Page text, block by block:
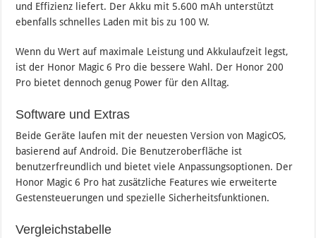
und Effizienz liefert. Der Akku mit 5.600 mAh unterstützt
ebenfalls schnelles Laden mit bis zu 100 W.
Wenn du Wert auf maximale Leistung und Akkulaufzeit legst,
ist der Honor Magic 6 Pro die bessere Wahl. Der Honor 200
Pro bietet dennoch genug Power für den Alltag.
Software und Extras
Beide Geräte laufen mit der neuesten Version von MagicOS,
basierend auf Android. Die Benutzeroberfläche ist
benutzerfreundlich und bietet viele Anpassungsoptionen. Der
Honor Magic 6 Pro hat zusätzliche Features wie erweiterte
Gestensteuerungen und spezielle Sicherheitsfunktionen.
Vergleichstabelle